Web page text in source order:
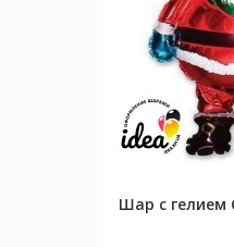
Шар с гелием